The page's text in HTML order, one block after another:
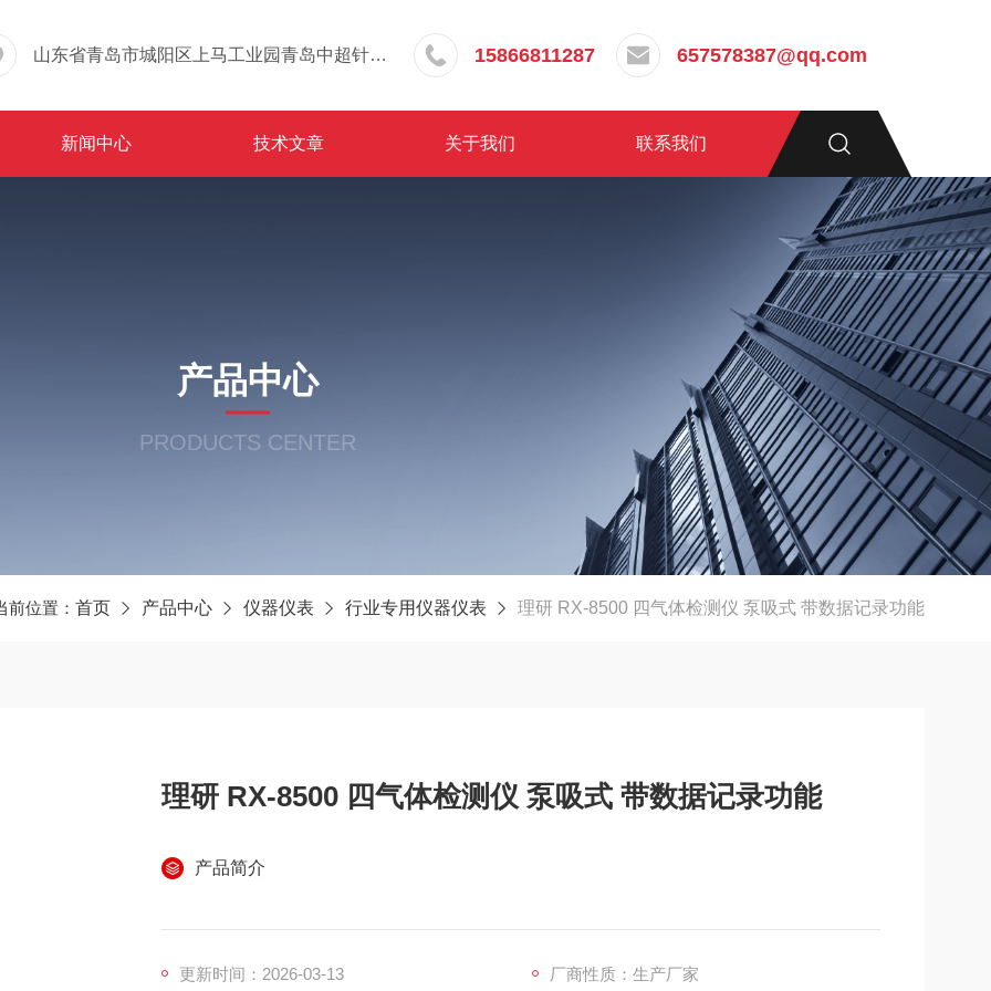
山东省青岛市城阳区上马工业园青岛中超针织有限公司院内东办公楼三层 15866811287 657578387@qq.com
新闻中心 技术文章 关于我们 联系我们
产品中心
PRODUCTS CENTER
前位置： 首页 产品中心 仪器仪表 行业专用仪器仪表 理研 RX-8500 四气体检测仪 泵吸式 带数据记录功能
理研 RX-8500 四气体检测仪 泵吸式 带数据记录功能
产品简介
更新时间：2026-03-13 厂商性质：生产厂家